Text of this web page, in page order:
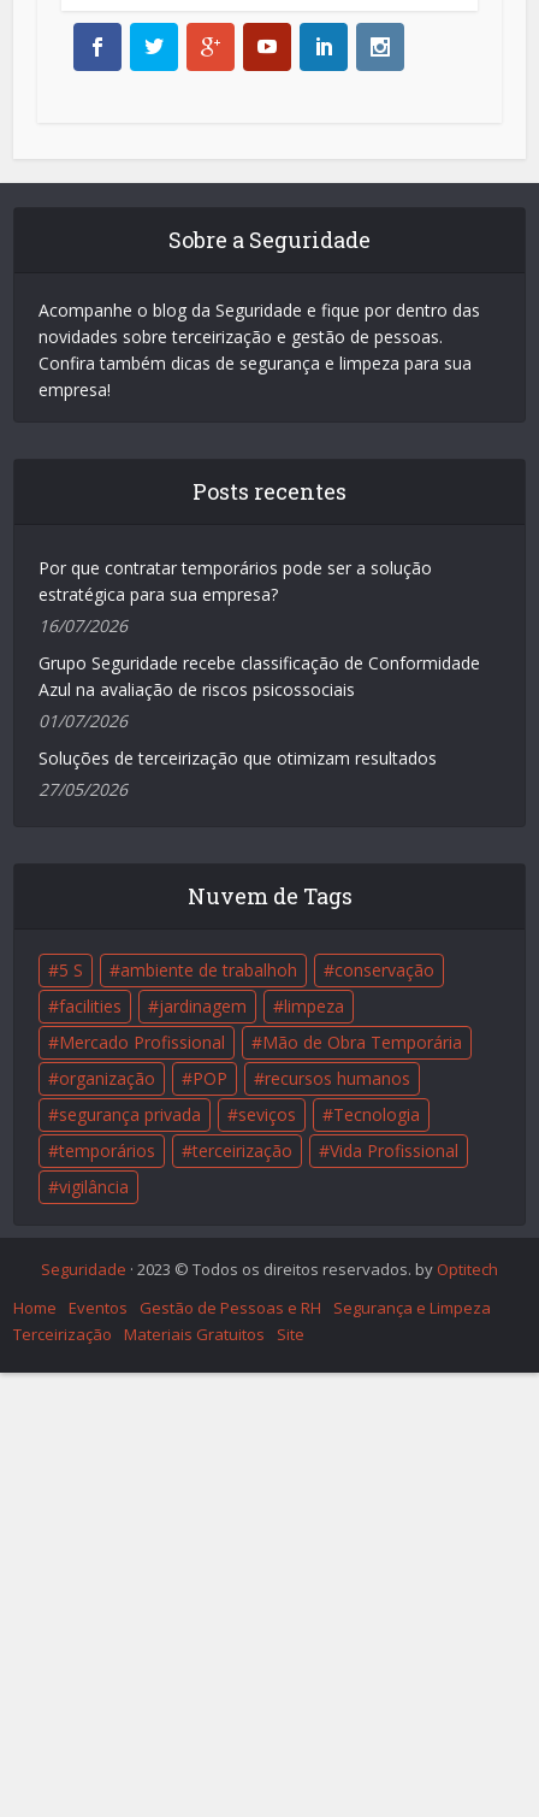
Sobre a Seguridade
Acompanhe o blog da Seguridade e fique por dentro das
novidades sobre terceirização e gestão de pessoas.
Confira também dicas de segurança e limpeza para sua
empresa!
Posts recentes
Por que contratar temporários pode ser a solução
estratégica para sua empresa?
16/07/2026
Grupo Seguridade recebe classificação de Conformidade
Azul na avaliação de riscos psicossociais
01/07/2026
Soluções de terceirização que otimizam resultados
27/05/2026
Nuvem de Tags
5 S ambiente de trabalhoh
conservação
facilities
jardinagem
limpeza
Mercado Profissional
Mão de Obra Temporária
organização
POP
recursos humanos
segurança privada
seviços
Tecnologia
temporários
terceirização
Vida Profissional
vigilância
Seguridade · 2023 © Todos os direitos reservados. by Optitech
Home
Eventos Gestão de Pessoas e RH
Segurança e Limpeza
Terceirização
Materiais Gratuitos Site